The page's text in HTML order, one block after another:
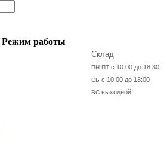
Режим работы
Склад
ПН-ПТ с 10:00 до 18:30
СБ с 10:00 до 18:00
ВС выходной